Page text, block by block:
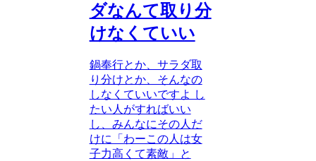
ダなんて取り分
けなくていい
鍋奉行とか、サラダ取
り分けとか、そんなの
しなくていいですよ し
たい人がすればいい
し、みんなにその人だ
けに「わーこの人は女
子力高くて素敵」と